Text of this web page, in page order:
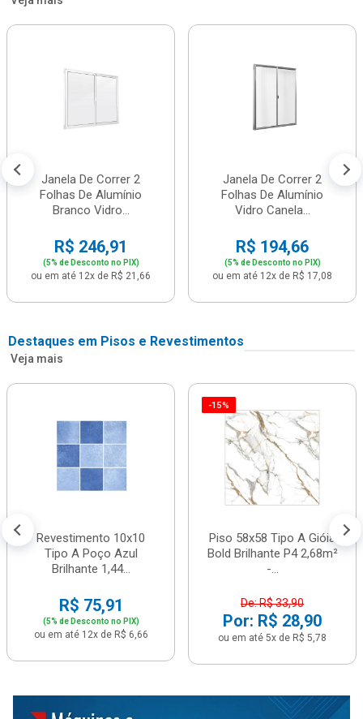
Janela De Correr 2
Folhas De Alumínio
Branco Vidro...
R$ 246,91
(5% de Desconto no PIX)
ou em até 12x de R$ 21,66
Janela De Correr 2
Folhas De Alumínio
Vidro Canela...
R$ 194,66
(5% de Desconto no PIX)
ou em até 12x de R$ 17,08
Destaques em Pisos e Revestimentos
Veja mais
Revestimento 10x10
Tipo A Poço Azul
Brilhante 1,44...
R$ 75,91
(5% de Desconto no PIX)
ou em até 12x de R$ 6,66
-15%
Piso 58x58 Tipo A Gióia
Bold Brilhante P4 2,68m²
-...
De: R$ 33,90
Por: R$ 28,90
ou em até 5x de R$ 5,78